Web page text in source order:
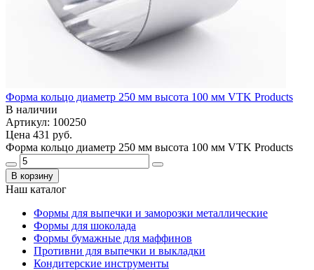
Форма кольцо диаметр 250 мм высота 100 мм VTK Products
В наличии
Артикул: 100250
Цена 431 руб.
Форма кольцо диаметр 250 мм высота 100 мм VTK Products
В корзину
Наш каталог
Формы для выпечки и заморозки металлические
Формы для шоколада
Формы бумажные для маффинов
Противни для выпечки и выкладки
Кондитерские инструменты